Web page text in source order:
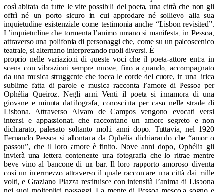
così abitata da tutte le vite possibili del poeta, una città che non gli
offrì né un porto sicuro in cui approdare né sollievo alla sua
inquietudine esistenziale come testimonia anche “Lisbon revisited”.
L’inquietudine che tormenta l’animo umano si manifesta, in Pessoa,
attraverso una polifonia di personaggi che, come su un palcoscenico
teatrale, si alternano interpretando ruoli diversi. È
proprio nelle variazioni di queste voci che il poeta-attore entra in
scena con vibrazioni sempre nuove, fino a quando, accompagnato
da una musica struggente che tocca le corde del cuore, in una lirica
sublime fatta di parole e musica racconta l’amore di Pessoa per
Ophélia Queiroz. Negli anni Venti il poeta si innamora di una
giovane e minuta dattilografa, conosciuta per caso nelle strade di
Lisbona. Attraverso Alvaro de Campos vengono evocati versi
intensi e appassionati che raccontano un amore segreto e non
dichiarato, palesato soltanto molti anni dopo. Tuttavia, nel 1920
Fernando Pessoa si allontana da Ophélia dichiarando che “amor o
passou”, che il loro amore è finito. Nove anni dopo, Ophélia gli
invierà una lettera contenente una fotografia che lo ritrae mentre
beve vino al bancone di un bar. Il loro rapporto amoroso diventa
così un intermezzo attraverso il quale raccontare una città dai mille
volti, e Graziano Piazza restituisce con intensità l’anima di Lisbona
nei suoi molteplici passaggi. La mente di Pessoa mescola sogno e